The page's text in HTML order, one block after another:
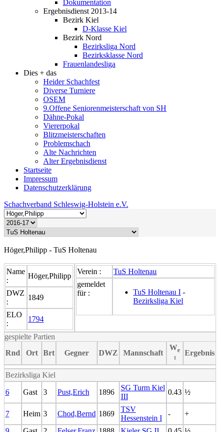
Dokumentation
Ergebnisdienst 2013-14
Bezirk Kiel
D-Klasse Kiel
Bezirk Nord
Bezirksliga Nord
Bezirksklasse Nord
Frauenlandesliga
Dies + das
Heider Schachfest
Diverse Turniere
OSEM
9.Offene Seniorenmeisterschaft von SH
Dähne-Pokal
Viererpokal
Blitzmeisterschaften
Problemschach
Alte Nachrichten
Alter Ergebnisdienst
Startseite
Impressum
Datenschutzerklärung
Schachverband Schleswig-Holstein e.V.
Höger,Philipp - TuS Holtenau
Name
:
Höger,Philipp
DWZ
:
1849
ELO
:
1794
Verein :
TuS Holtenau
gemeldet
für :
TuS Holtenau I -
Bezirksliga Kiel
gespielte Partien
Rnd
Ort Brt Gegner DWZ Mannschaft
We
¹
Ergebnis
Bezirksliga Kiel
6 Gast 3 Pust,Erich 1896
SG Turm Kiel
III
0.43 ½
7 Heim 3 Chod,Bernd 1869
TSV
Hessenstein I
- +